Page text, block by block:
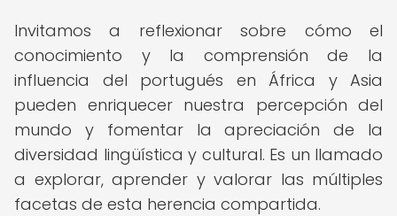
Invitamos a reflexionar sobre cómo el
conocimiento y la comprensión de la
influencia del portugués en África y Asia
pueden enriquecer nuestra percepción del
mundo y fomentar la apreciación de la
diversidad lingüística y cultural. Es un llamado
a explorar, aprender y valorar las múltiples
facetas de esta herencia compartida.